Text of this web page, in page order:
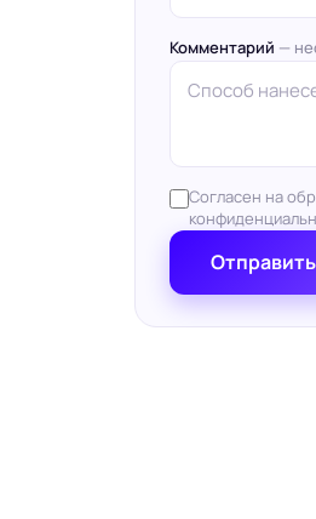
Комментарий —
Согласен на